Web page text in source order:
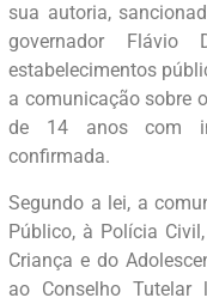
sua autoria,
governador Flávio
estabelecimentos
a comunicação sobre
de 14 anos com
confirmada.
Segundo a lei, a
Público, à Polícia
Criança e do
ao Conselho